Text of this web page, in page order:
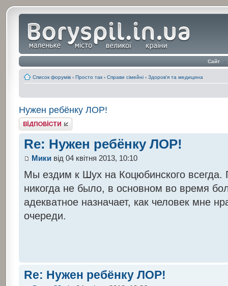
Сайт ‹
Список форумів ‹ Просто так ‹ Справи сімейні ‹ Здоров'я та медицина
Нужен ребёнку ЛОР!
Відповісти
Re: Нужен ребёнку ЛОР!
Микивід 04 квітня 2013, 10:10
Мы ездим к Шух на Коцюбинского
никогда не было, в основном во время
адекватное назначает, как человек мне
очереди.
Re: Нужен ребёнку ЛОР!